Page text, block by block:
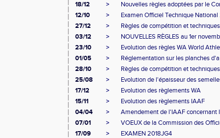
18/12
>
Nouvelles règles adoptées par le
12/10
>
Examen Officiel Technique
27/12
>
Règles de compétition et
03/12
>
NOUVELLES RÈGLES au 1er
23/10
>
Evolution des règles WA World
01/05
>
Réglementation sur les planches
28/10
>
Règles de compétition et
25/08
>
Evolution de l'épaisseur des
17/12
>
Evolution des règlements WA
15/11
>
Evolution des règlements IAAF
04/04
>
Amendement de l'IAAF concernant
07/01
>
VOEUX de la Commission des
17/09
>
EXAMEN 2018JG4